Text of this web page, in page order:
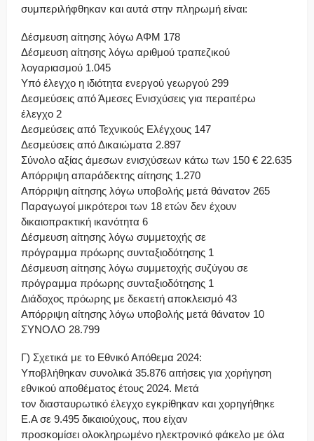
συμπεριλήφθηκαν και αυτά στην πληρωμή είναι:
Δέσμευση αίτησης λόγω ΑΦΜ 178
Δέσμευση αίτησης λόγω αριθμού τραπεζικού
λογαριασμού 1.045
Υπό έλεγχο η ιδιότητα ενεργού γεωργού 299
Δεσμεύσεις από Άμεσες Ενισχύσεις για περαιτέρω
έλεγχο 2
Δεσμεύσεις από Τεχνικούς Ελέγχους 147
Δεσμεύσεις από Δικαιώματα 2.897
Σύνολο αξίας άμεσων ενισχύσεων κάτω των 150 € 22.635
Απόρριψη απαράδεκτης αίτησης 1.270
Απόρριψη αίτησης λόγω υποβολής μετά θάνατον 265
Παραγωγοί μικρότεροι των 18 ετών δεν έχουν
δικαιοπρακτική ικανότητα 6
Δέσμευση αίτησης λόγω συμμετοχής σε
πρόγραμμα πρόωρης συνταξιοδότησης 1
Δέσμευση αίτησης λόγω συμμετοχής συζύγου σε
πρόγραμμα πρόωρης συνταξιοδότησης 1
Διάδοχος πρόωρης με δεκαετή αποκλεισμό 43
Απόρριψη αίτησης λόγω υποβολής μετά θάνατον 10
ΣΥΝΟΛΟ 28.799
Γ) Σχετικά με το Εθνικό Απόθεμα 2024:
Υποβλήθηκαν συνολικά 35.876 αιτήσεις για χορήγηση
εθνικού αποθέματος έτους 2024. Μετά
τον διασταυρωτικό έλεγχο εγκρίθηκαν και χορηγήθηκε
Ε.Α σε 9.495 δικαιούχους, που είχαν
προσκομίσει ολοκληρωμένο ηλεκτρονικό φάκελο με όλα